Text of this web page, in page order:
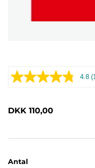
4.8
DKK 110,00
Antal